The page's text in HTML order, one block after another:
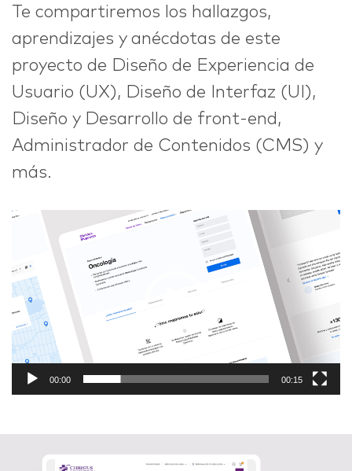
Te compartiremos los hallazgos,
aprendizajes y anécdotas de este
proyecto de Diseño de Experiencia de
Usuario (UX), Diseño de Interfaz (UI),
Diseño y Desarrollo de front-end,
Administrador de Contenidos (CMS) y
más.
Reproductor
vídeo
00:00 00:15